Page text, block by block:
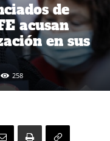
de
acusan
en sus
258